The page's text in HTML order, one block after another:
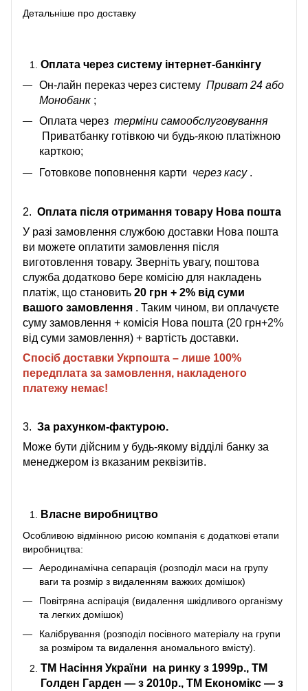
Детальніше про доставку
Оплата через систему інтернет-банкінгу
Он-лайн переказ через систему Приват 24 або
Монобанк ;
Оплата через терміни самообслуговування
Приватбанку готівкою чи будь-якою платіжною
карткою;
Готовкове поповнення карти через касу.
2. Оплата після отримання товару Нова пошта
У разі замовлення службою доставки Нова пошта
ви можете оплатити замовлення після
виготовлення товару. Зверніть увагу, поштова
служба додатково бере комісію для накладень
платіж, що становить 20 грн + 2% від суми
вашого замовлення . Таким чином, ви оплачуєте
суму замовлення + комісія Нова пошта (20 грн+2%
від суми замовлення) + вартість доставки.
Спосіб доставки Укрпошта – лише 100%
передплата за замовлення, накладеного
платежу немає!
3. За рахунком-фактурою.
Може бути дійсним у будь-якому відділі банку за
менеджером із вказаним реквізитів.
Власне виробництво
Особливою відмінною рисою компанія є додаткові етапи
виробництва:
Аеродинамічна сепарація (розподіл маси на групу
ваги та розмір з видаленням важких домішок)
Повітряна аспірація (видалення шкідливого організму
та легких домішок)
Калібрування (розподіл посівного матеріалу на групи
за розміром та видалення аномального вмісту).
ТМ Насіння України на ринку з 1999р., ТМ
Голден Гарден — з 2010р., ТМ Економікс — з